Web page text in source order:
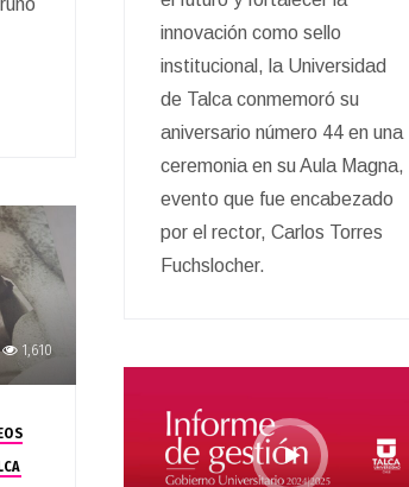
innovación como sello
institucional, la Universidad
de Talca conmemoró su
aniversario número 44 en una
ceremonia en su Aula Magna,
evento que fue encabezado
por el rector, Carlos Torres
Fuchslocher.
1,610